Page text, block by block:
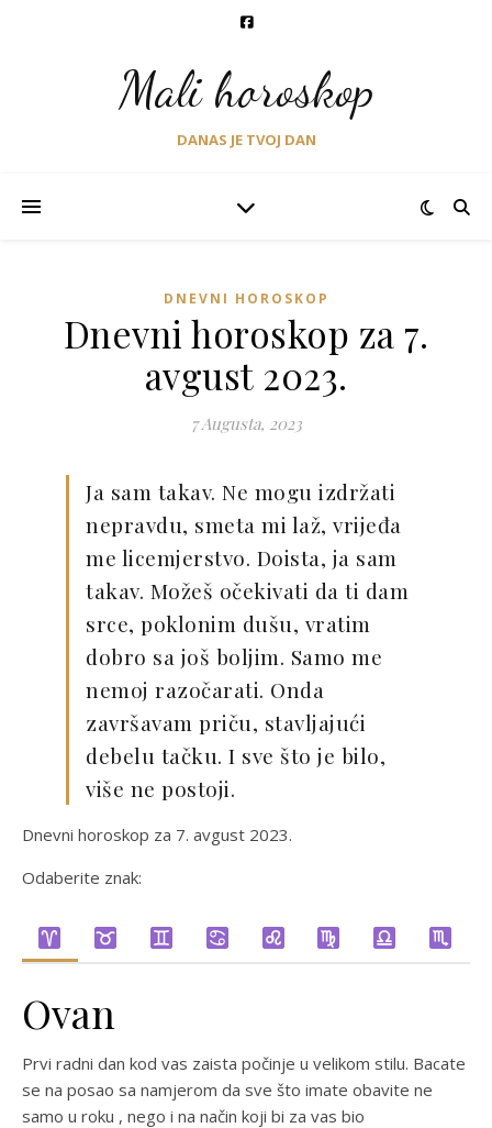
Mali horoskop
DANAS JE TVOJ DAN
DNEVNI HOROSKOP
Dnevni horoskop za 7.
avgust 2023.
7 Augusta, 2023
Ja sam takav. Ne mogu izdržati
nepravdu, smeta mi laž, vrijeđa
me licemjerstvo. Doista, ja sam
takav. Možeš očekivati da ti dam
srce, poklonim dušu, vratim
dobro sa još boljim. Samo me
nemoj razočarati. Onda
završavam priču, stavljajući
debelu tačku. I sve što je bilo,
više ne postoji.
Dnevni horoskop za 7. avgust 2023.
Odaberite znak:
Ovan
Prvi radni dan kod vas zaista počinje u velikom stilu. Bacate
se na posao sa namjerom da sve što imate obavite ne
samo u roku , nego i na način koji bi za vas bio